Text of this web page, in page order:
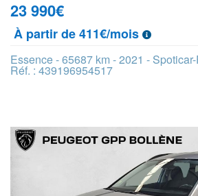
23 990€
À partir de 411€/mois
Essence - 65687 km - 2021 -
Réf. : 439196954517